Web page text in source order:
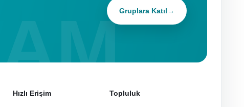
Gruplara Katıl→
Hızlı Erişim Topluluk